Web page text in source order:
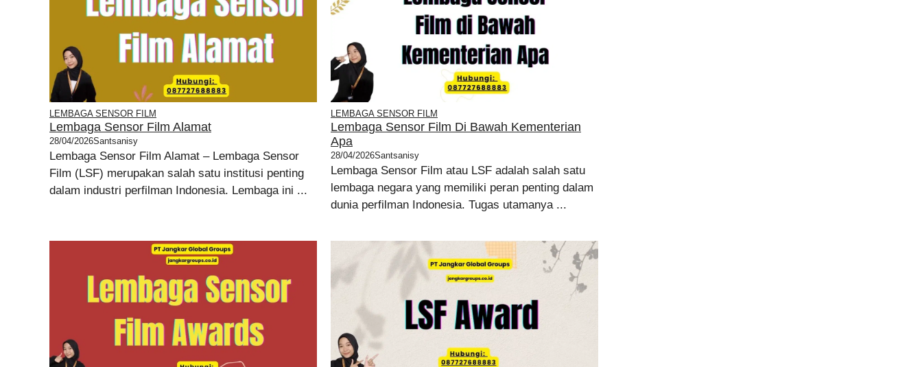
LEMBAGA SENSOR FILM
Lembaga Sensor Film Alamat
28/04/2026Santsanisy
Lembaga Sensor Film Alamat – Lembaga Sensor
Film (LSF) merupakan salah satu institusi penting
dalam industri perfilman Indonesia. Lembaga ini ...
LEMBAGA SENSOR FILM
Lembaga Sensor Film Di Bawah Kementerian
Apa
28/04/2026Santsanisy
Lembaga Sensor Film atau LSF adalah salah satu
lembaga negara yang memiliki peran penting dalam
dunia perfilman Indonesia. Tugas utamanya ...